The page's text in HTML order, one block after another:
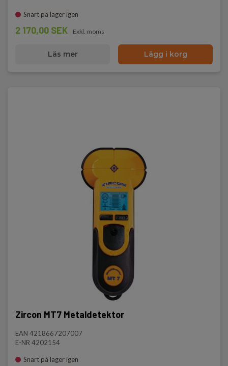
Snart på lager igen
2 170,00 SEK Exkl. moms
Läs mer Lägg i korg
Zircon MT7 Metaldetektor
EAN 4218667207007
E-NR 4202154
Snart på lager igen